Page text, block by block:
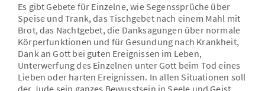
Es gibt Gebete für Einzelne, wie Segenssprüche über
Speise und Trank, das Tischgebet nach einem Mahl mit
Brot, das Nachtgebet, die Danksagungen über normale
Körperfunktionen und für Gesundung nach Krankheit,
Dank an Gott bei guten Ereignissen im Leben,
Unterwerfung des Einzelnen unter Gott beim Tod eines
Lieben oder harten Ereignissen. In allen Situationen soll